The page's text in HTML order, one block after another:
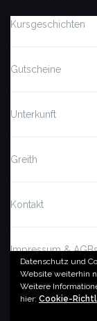
Datenschutz und
Website weiterhin
Weitere
hier: Cookie-
Kursgeschichten
Gutscheine
Unterkunft
Greith
Kontakt
Impressum &
© by imSalzatal.at